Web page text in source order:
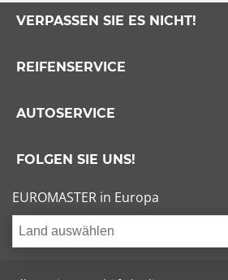
VERPASSEN SIE ES NICHT!
REIFENSERVICE
AUTOSERVICE
FOLGEN SIE UNS!
EUROMASTER in Europa
Land auswählen